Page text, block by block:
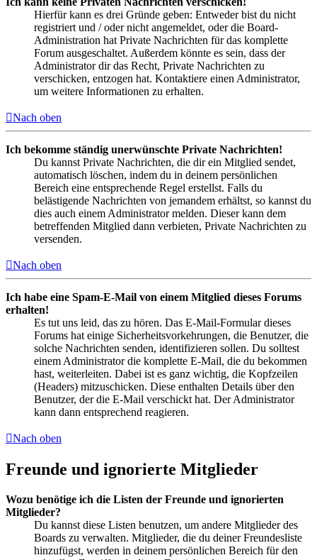
Hierfür kann es drei Gründe geben: Entweder bist du nicht
registriert und / oder nicht angemeldet, oder die Board-
Administration hat Private Nachrichten für das komplette
Forum ausgeschaltet. Außerdem könnte es sein, dass der
Administrator dir das Recht, Private Nachrichten zu
verschicken, entzogen hat. Kontaktiere einen Administrator,
um weitere Informationen zu erhalten.
Nach oben
Ich bekomme ständig unerwünschte Private Nachrichten!
Du kannst Private Nachrichten, die dir ein Mitglied sendet,
automatisch löschen, indem du in deinem persönlichen
Bereich eine entsprechende Regel erstellst. Falls du
belästigende Nachrichten von jemandem erhältst, so kannst du
dies auch einem Administrator melden. Dieser kann dem
betreffenden Mitglied dann verbieten, Private Nachrichten zu
versenden.
Nach oben
Ich habe eine Spam-E-Mail von einem Mitglied dieses Forums
erhalten!
Es tut uns leid, das zu hören. Das E-Mail-Formular dieses
Forums hat einige Sicherheitsvorkehrungen, die Benutzer, die
solche Nachrichten senden, identifizieren sollen. Du solltest
einem Administrator die komplette E-Mail, die du bekommen
hast, weiterleiten. Dabei ist es ganz wichtig, die Kopfzeilen
(Headers) mitzuschicken. Diese enthalten Details über den
Benutzer, der die E-Mail verschickt hat. Der Administrator
kann dann entsprechend reagieren.
Nach oben
Freunde und ignorierte Mitglieder
Wozu benötige ich die Listen der Freunde und ignorierten
Mitglieder?
Du kannst diese Listen benutzen, um andere Mitglieder des
Boards zu verwalten. Mitglieder, die du deiner Freundesliste
hinzufügst, werden in deinem persönlichen Bereich für den